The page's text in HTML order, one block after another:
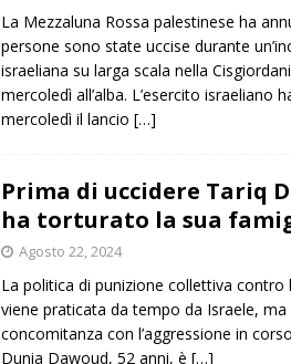
La Mezzaluna Rossa palestinese ha
persone sono state uccise durante
israeliana su larga scala nella
mercoledì all’alba. L’esercito israeliano
mercoledì il lancio […]
Prima di uccidere Tariq
ha torturato la sua
Agosto 22, 2024
La politica di punizione collettiva contro
viene praticata da tempo da Israele,
concomitanza con l’aggressione in
Dunia Dawoud, 52 anni, è […]